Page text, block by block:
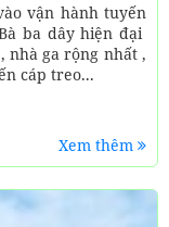
vận hành tuyến
ba dây hiện đại
nhà ga rộng nhất ,
cáp treo...
Xem thêm